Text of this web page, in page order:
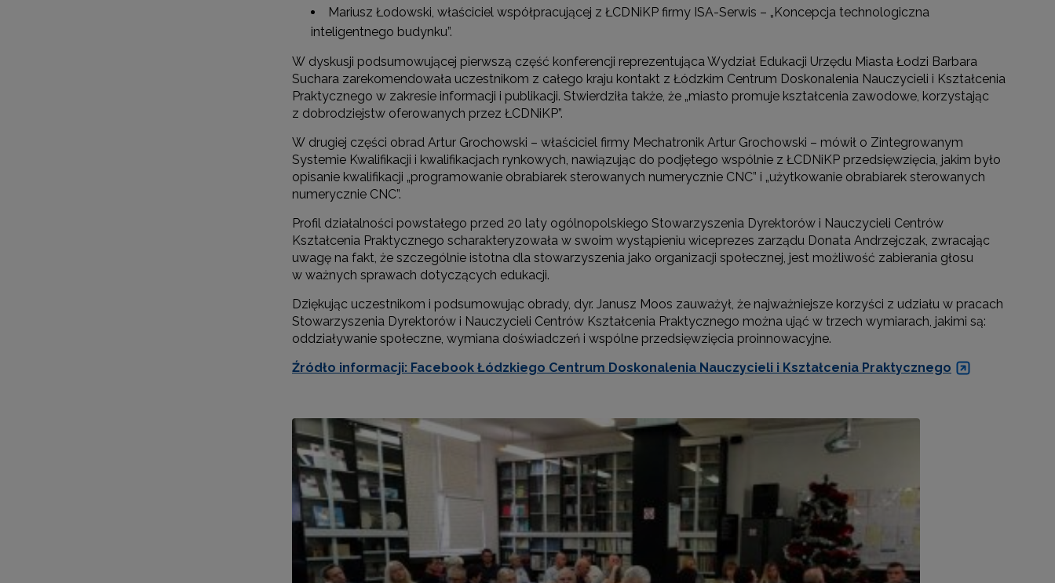
Mariusz Łodowski, właściciel współpracującej z ŁCDNiKP firmy ISA-Serwis – „Koncepcja technologiczna
inteligentnego budynku”.
W dyskusji podsumowującej pierwszą część konferencji reprezentująca Wydział Edukacji Urzędu Miasta Łodzi Barbara
Suchara zarekomendowała uczestnikom z całego kraju kontakt z Łódzkim Centrum Doskonalenia Nauczycieli i Kształcenia
Praktycznego w zakresie informacji i publikacji. Stwierdziła także, że „miasto promuje kształcenia zawodowe, korzystając
z dobrodziejstw oferowanych przez ŁCDNiKP”.
W drugiej części obrad Artur Grochowski – właściciel firmy Mechatronik Artur Grochowski – mówił o Zintegrowanym
Systemie Kwalifikacji i kwalifikacjach rynkowych, nawiązując do podjętego wspólnie z ŁCDNiKP przedsięwzięcia, jakim było
opisanie kwalifikacji „programowanie obrabiarek sterowanych numerycznie CNC” i „użytkowanie obrabiarek sterowanych
numerycznie CNC”.
Profil działalności powstałego przed 20 laty ogólnopolskiego Stowarzyszenia Dyrektorów i Nauczycieli Centrów
Kształcenia Praktycznego scharakteryzowała w swoim wystąpieniu wiceprezes zarządu Donata Andrzejczak, zwracając
uwagę na fakt, że szczególnie istotna dla stowarzyszenia jako organizacji społecznej, jest możliwość zabierania głosu
w ważnych sprawach dotyczących edukacji.
Dziękując uczestnikom i podsumowując obrady, dyr. Janusz Moos zauważył, że najważniejsze korzyści z udziału w pracach
Stowarzyszenia Dyrektorów i Nauczycieli Centrów Kształcenia Praktycznego można ująć w trzech wymiarach, jakimi są:
oddziaływanie społeczne, wymiana doświadczeń i wspólne przedsięwzięcia proinnowacyjne.
Źródło informacji: Facebook Łódzkiego Centrum Doskonalenia Nauczycieli i Kształcenia Praktycznego